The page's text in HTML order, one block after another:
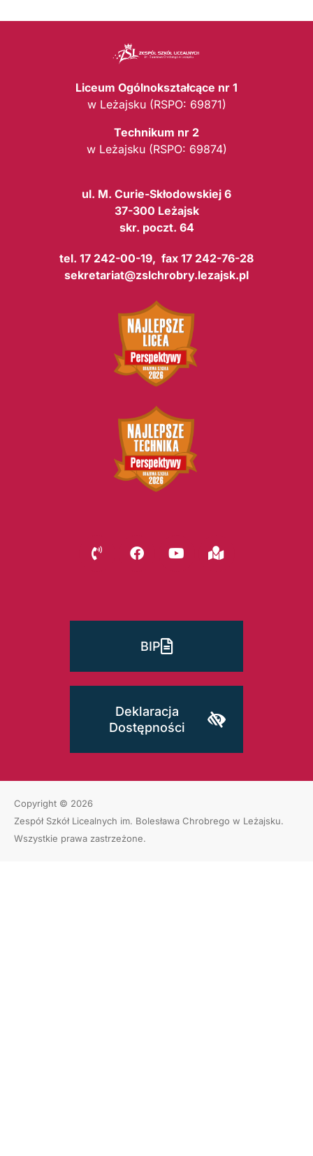
Liceum Ogólnokształcące nr 1
w Leżajsku (RSPO: 69871)
Technikum nr 2
w Leżajsku (RSPO: 69874)
ul. M. Curie-Skłodowskiej 6
37-300 Leżajsk
skr. poczt. 64
tel. 17 242-00-19, fax 17 242-76-28
sekretariat@zslchrobry.lezajsk.pl
BIP
Deklaracja
Dostępności
Copyright © 2026
Zespół Szkół Licealnych im. Bolesława Chrobrego w Leżajsku.
Wszystkie prawa zastrzeżone.